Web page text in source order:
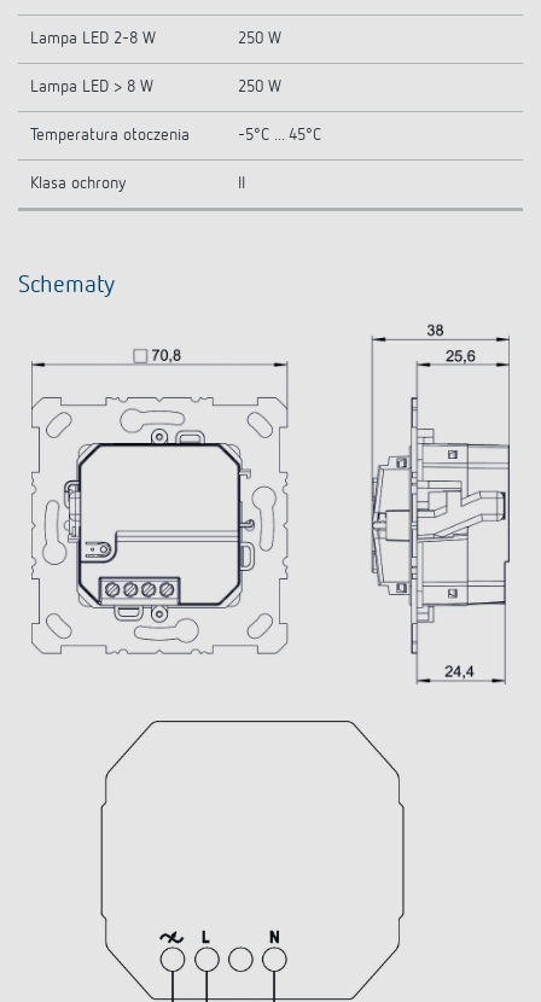
Lampa LED 2-8 W 250 W
Lampa LED > 8 W 250 W
Temperatura otoczenia -5°C ... 45°C
Klasa ochrony
Schematy